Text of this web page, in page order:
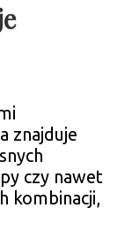
znajduje
czy nawet
kombinacji,